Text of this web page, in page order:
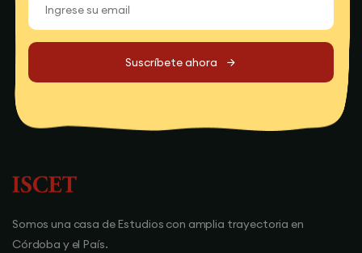
Suscríbete ahora
Somos una casa de Estudios con amplia trayectoria en
Córdoba y el País.